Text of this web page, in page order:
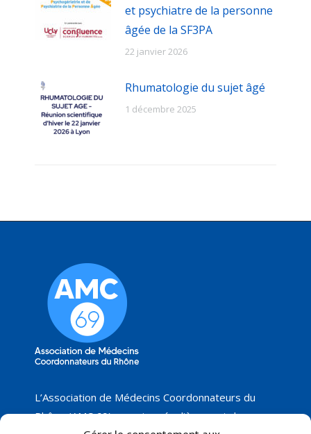
et psychiatre de la personne
âgée de la SF3PA
22 janvier 2026
Rhumatologie du sujet âgé
1 décembre 2025
L’Association de Médecins Coordonnateurs du
Rhône (AMC 69) organise régulièrement des